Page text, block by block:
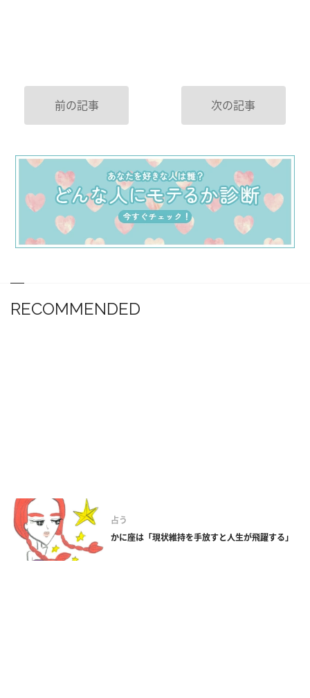
前の記事 次の記事
RECOMMENDED
占う
かに座は「現状維持を手放すと人生が飛躍する」